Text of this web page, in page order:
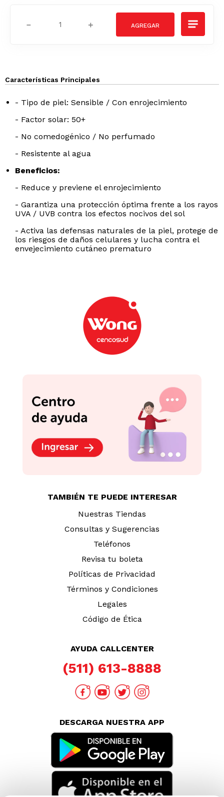
＋
－
Características Principales
- Tipo de piel: Sensible / Con enrojecimiento
- Factor solar: 50+
- No comedogénico / No perfumado
- Resistente al agua
Beneficios:
- Reduce y previene el enrojecimiento
- Garantiza una protección óptima frente a los rayos
UVA / UVB contra los efectos nocivos del sol
- Activa las defensas naturales de la piel, protege de
los riesgos de daños celulares y lucha contra el
envejecimiento cutáneo prematuro
TAMBIÉN TE PUEDE INTERESAR
Nuestras Tiendas
Consultas y Sugerencias
Teléfonos
Revisa tu boleta
Políticas de Privacidad
Términos y Condiciones
Legales
Código de Ética
AYUDA CALLCENTER
(511) 613-8888
DESCARGA NUESTRA APP